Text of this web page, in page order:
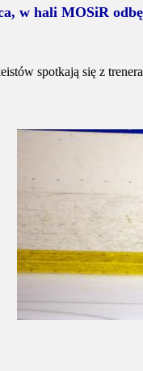
w hali MOSiR
spotkają się z